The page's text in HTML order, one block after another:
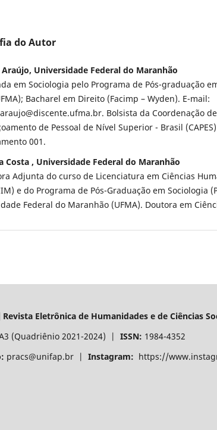
do Autor
Araújo, Universidade Federal do Maranhão
em Sociologia pelo Programa de Pós-graduação
Bacharel em Direito (Facimp – Wyden). E-mail:
Bolsista da Coordenação de
de Pessoal de Nível Superior - Brasil
001.
Costa , Universidade Federal do Maranhão
Adjunta do curso de Licenciatura em Ciências
e do Programa de Pós-Graduação em Sociologia
Federal do Maranhão (UFMA). Doutora em
Revista Eletrônica de Humanidades e de Ciências
(Quadriênio 2021-2024) | ISSN: 1984-4352
pracs@unifap.br | Instagram: https://